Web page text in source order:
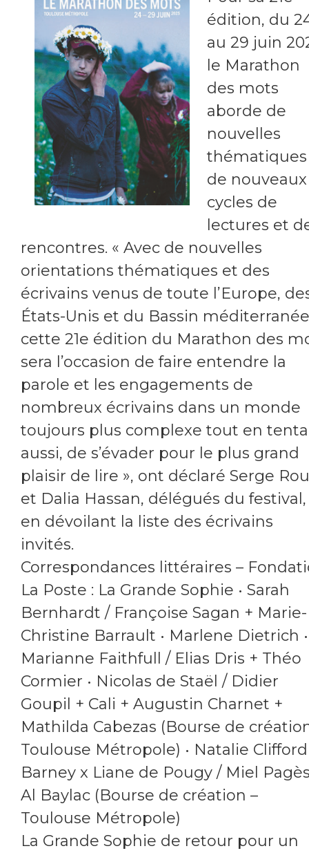
édition, du
au 29 juin
le Marathon
des mots
aborde de
nouvelles
de nouveaux
cycles de
lectures et
rencontres. « Avec de nouvelles
orientations thématiques et des
écrivains venus de toute l’Europe,
États-Unis et du Bassin
cette 21e édition du Marathon des
sera l’occasion de faire entendre la
parole et les engagements de
nombreux écrivains dans un monde
toujours plus complexe tout en
aussi, de s’évader pour le plus grand
plaisir de lire », ont déclaré Serge
et Dalia Hassan, délégués du festival,
en dévoilant la liste des écrivains
invités.
Correspondances littéraires –
La Poste : La Grande Sophie • Sarah
Bernhardt / Françoise Sagan + Marie-
Christine Barrault • Marlene Dietrich •
Marianne Faithfull / Elias Dris + Théo
Cormier • Nicolas de Staël / Didier
Goupil + Cali + Augustin Charnet +
Mathilda Cabezas (Bourse de
Toulouse Métropole) • Natalie Clifford
Barney x Liane de Pougy / Miel
Al Baylac (Bourse de création –
Toulouse Métropole)
La Grande Sophie de retour pour un